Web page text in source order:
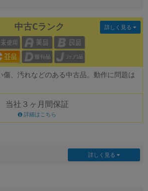
中古Cランク
傷、汚れなどのある中古品。動作に問題は
詳しく見る
当社３ヶ月間保証
詳細はこちら
詳しく見る
~
~